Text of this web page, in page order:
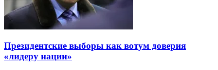
Президентские выборы как вотум доверия
«лидеру нации»